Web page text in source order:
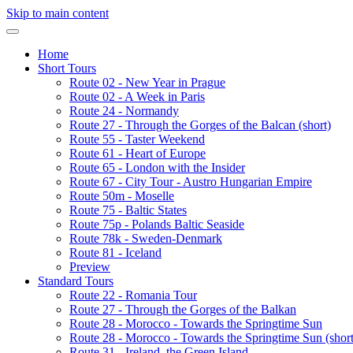
Skip to main content
Home
Short Tours
Route 02 - New Year in Prague
Route 02 - A Week in Paris
Route 24 - Normandy
Route 27 - Through the Gorges of the Balcan (short)
Route 55 - Taster Weekend
Route 61 - Heart of Europe
Route 65 - London with the Insider
Route 67 - City Tour - Austro Hungarian Empire
Route 50m - Moselle
Route 75 - Baltic States
Route 75p - Polands Baltic Seaside
Route 78k - Sweden-Denmark
Route 81 - Iceland
Preview
Standard Tours
Route 22 - Romania Tour
Route 27 - Through the Gorges of the Balkan
Route 28 - Morocco - Towards the Springtime Sun
Route 28 - Morocco - Towards the Springtime Sun